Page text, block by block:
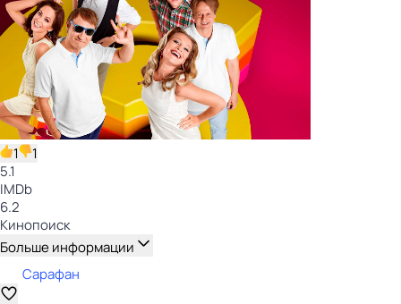
1
1
5.1
IMDb
6.2
Кинопоиск
Больше информации
Сарафан